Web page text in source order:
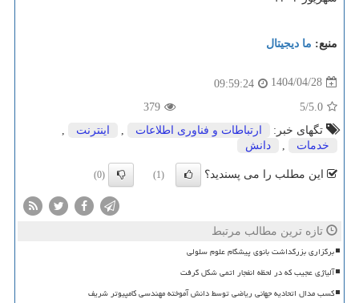
منبع: ما دیجیتال
1404/04/28
09:59:24
5.0
/5
379
تگهای خبر:
ارتباطات و فناوری اطلاعات اینترنت
خدمات
دانش
این مطلب را می پسندید؟ (1)
(0)
تازه ترین مطالب مرتبط
برگزاری بزرگداشت بانوی پیشگام علوم سلولی
آلیاژی عجیب که در لحظه انفجار اتمی شکل گرفت
کسب مدال اتحادیه جهانی ریاضی توسط دانش آموخته مهندسی کامپیوتر شریف